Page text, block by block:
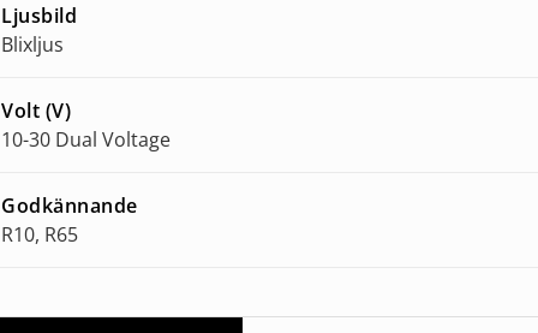
Ljusbild
Blixljus
Volt (V)
10-30 Dual Voltage
Godkännande
R10, R65